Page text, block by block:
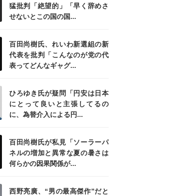
猛批判「絶望的」「早く辞めさ
せないとこの国の国...
百田尚樹氏、れいわ新選組の新
代表を批判「こんなのが党の代
表ってどんなギャグ...
ひろゆき氏が疑問「円安は日本
にとって良いと主張してるの
に、為替介入による円...
百田尚樹氏が私見「ソーラーパ
ネルの増加と異常な夏の暑さは
何らかの因果関係が...
西野亮廣、“男の最高傑作”だと